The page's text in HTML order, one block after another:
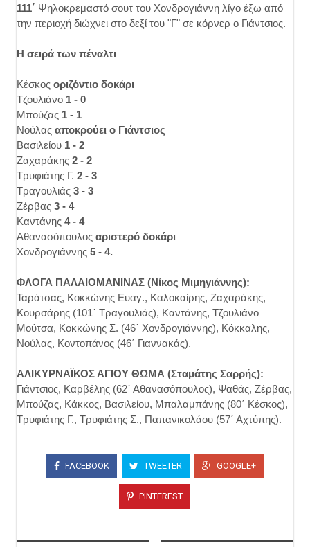
111΄ Ψηλοκρεμαστό σουτ του Χονδρογιάννη λίγο έξω από
την περιοχή διώχνει στο δεξί του "Γ" σε κόρνερ ο Γιάντσιος.
Η σειρά των πέναλτι
Κέσκος οριζόντιο δοκάρι
Τζουλιάνο 1 - 0
Μπούζας 1 - 1
Νούλας αποκρούει ο Γιάντσιος
Βασιλείου 1 - 2
Ζαχαράκης 2 - 2
Τρυφιάτης Γ. 2 - 3
Τραγουλιάς 3 - 3
Ζέρβας 3 - 4
Καντάνης 4 - 4
Αθανασόπουλος αριστερό δοκάρι
Χονδρογιάννης 5 - 4.
ΦΛΟΓΑ ΠΑΛΑΙΟΜΑΝΙΝΑΣ (Νίκος Μιμηγιάννης):
Ταράτσας, Κοκκώνης Ευαγ., Καλοκαίρης, Ζαχαράκης,
Κουρσάρης (101΄ Τραγουλιάς), Καντάνης, Τζουλιάνο
Μούτσα, Κοκκώνης Σ. (46΄ Χονδρογιάννης), Κόκκαλης,
Νούλας, Κοντοπάνος (46΄ Γιαννακάς).
ΑΛΙΚΥΡΝΑΪΚΟΣ ΑΓΙΟΥ ΘΩΜΑ (Σταμάτης Σαρρής):
Γιάντσιος, Καρβέλης (62΄ Αθανασόπουλος), Ψαθάς, Ζέρβας,
Μπούζας, Κάκκος, Βασιλείου, Μπαλαμπάνης (80΄ Κέσκος),
Τρυφιάτης Γ., Τρυφιάτης Σ., Παπανικολάου (57΄ Αχτύπης).
FACEBOOK TWEETER GOOGLE+
PINTEREST